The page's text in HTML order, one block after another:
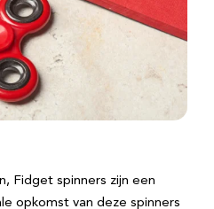
Fidget spinners zijn een
opkomst van deze spinners